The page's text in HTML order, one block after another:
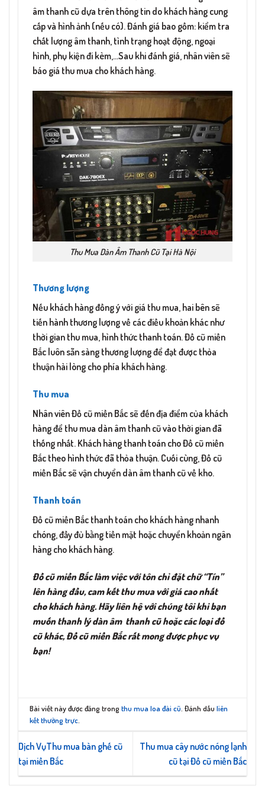
âm thanh cũ dựa trên thông tin do khách hàng cung
cấp và hình ảnh (nếu có). Đánh giá bao gồm: kiểm tra
chất lượng âm thanh, tình trạng hoạt động, ngoại
hình, phụ kiện đi kèm,…Sau khi đánh giá, nhân viên sẽ
báo giá thu mua cho khách hàng.
Thu Mua Dàn Âm Thanh Cũ Tại Hà Nội
Thương lượng
Nếu khách hàng đồng ý với giá thu mua, hai bên sẽ
tiến hành thương lượng về các điều khoản khác như
thời gian thu mua, hình thức thanh toán. Đồ cũ miền
Bắc luôn sẵn sàng thương lượng để đạt được thỏa
thuận hài lòng cho phía khách hàng.
Thu mua
Nhân viên Đồ cũ miền Bắc sẽ đến địa điểm của khách
hàng để thu mua dàn âm thanh cũ vào thời gian đã
thống nhất. Khách hàng thanh toán cho Đồ cũ miền
Bắc theo hình thức đã thỏa thuận. Cuối cùng, Đồ cũ
miền Bắc sẽ vận chuyển dàn âm thanh cũ về kho.
Thanh toán
Đồ cũ miền Bắc thanh toán cho khách hàng nhanh
chóng, đầy đủ bằng tiền mặt hoặc chuyển khoản ngân
hàng cho khách hàng.
Đồ cũ miền Bắc làm việc với tôn chỉ đặt chữ “Tín”
lên hàng đầu, cam kết thu mua với giá cao nhất
cho khách hàng. Hãy liên hệ với chúng tôi khi bạn
muốn thanh lý dàn âm thanh cũ hoặc các loại đồ
cũ khác, Đồ cũ miền Bắc rất mong được phục vụ
bạn!
Bài viết này được đăng trongthu mua loa đài cũ . Đánh dấuliên
kết thường trực
Dịch VụThu mua bàn ghế cũ
tại miền Bắc
Thu mua cây nước nóng lạnh
cũ tại Đồ cũ miền Bắc